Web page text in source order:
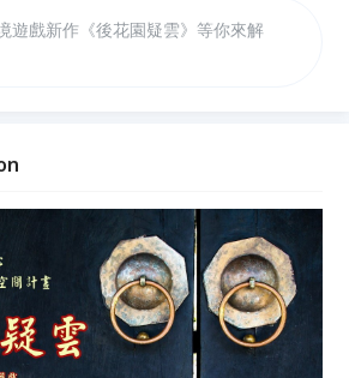
遊戲新作《後花園疑雲》等你來解